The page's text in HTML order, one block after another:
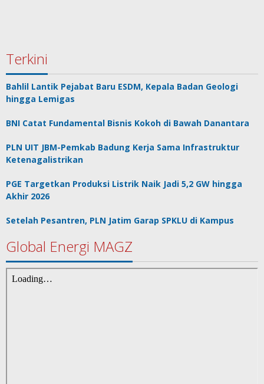
Terkini
Bahlil Lantik Pejabat Baru ESDM, Kepala Badan Geologi
hingga Lemigas
BNI Catat Fundamental Bisnis Kokoh di Bawah Danantara
PLN UIT JBM-Pemkab Badung Kerja Sama Infrastruktur
Ketenagalistrikan
PGE Targetkan Produksi Listrik Naik Jadi 5,2 GW hingga
Akhir 2026
Setelah Pesantren, PLN Jatim Garap SPKLU di Kampus
Global Energi MAGZ